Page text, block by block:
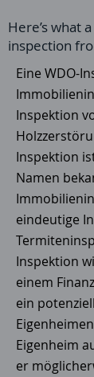
Here’s what
inspection
Eine WDO-
Inspektion
Inspektion
Namen
eindeutige
Inspektion
einem
ein
Eigenheim
er